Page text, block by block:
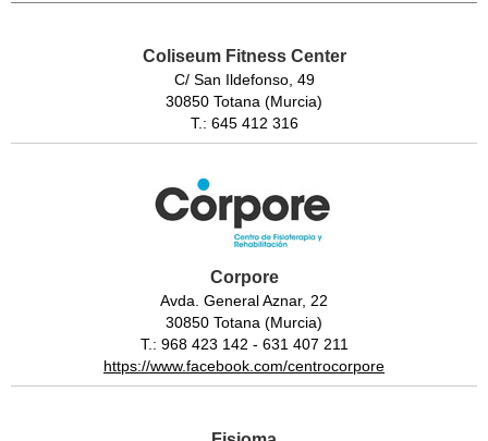
Coliseum Fitness Center
C/ San Ildefonso, 49
30850 Totana (Murcia)
T.: 645 412 316
Corpore
Avda. General Aznar, 22
30850 Totana (Murcia)
T.: 968 423 142 - 631 407 211
https://www.facebook.com/centrocorpore